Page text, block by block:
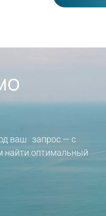
ваш запрос — с
найти оптимальный